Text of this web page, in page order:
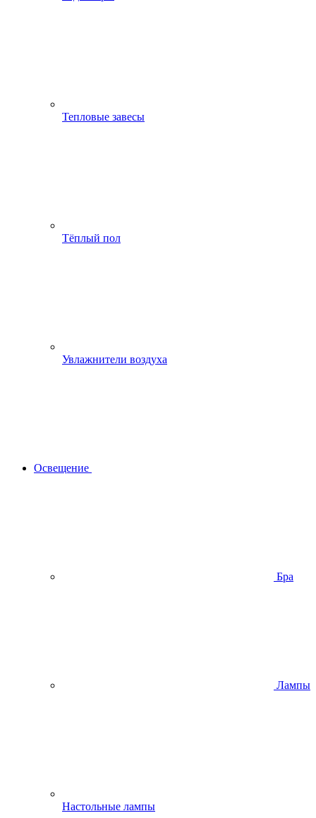
Тепловые завесы
Тёплый пол
Увлажнители воздуха
Освещение
Бра
Лампы
Настольные лампы